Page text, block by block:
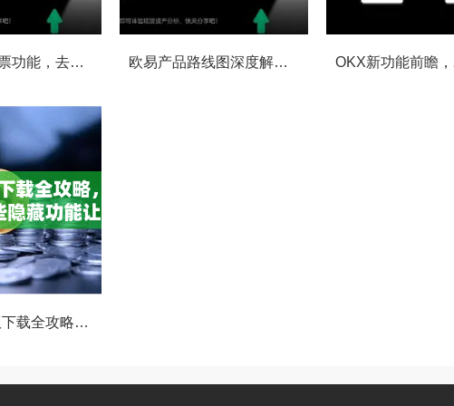
OKX社区投票功能，去中心化治理的核心动力与实战指南 欧易产品路线图深度解读，OKX未来的生态蓝图与战略布局
OKX Beta版下载全攻略，新手必看，这些隐藏功能让你交易效率翻倍